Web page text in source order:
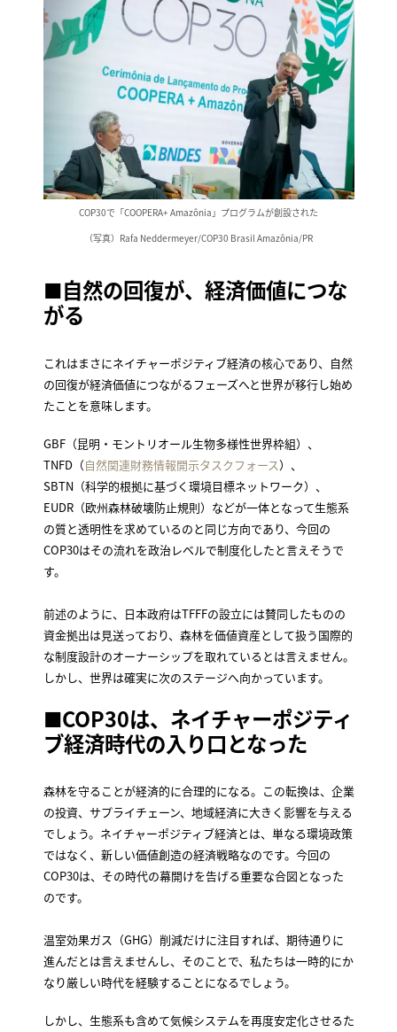
COP30で「COOPERA+ Amazônia」プログラムが創設された
（写真）Rafa Neddermeyer/COP30 Brasil Amazônia/PR
■自然の回復が、経済価値につな
がる
これはまさにネイチャーポジティブ経済の核心であり、自然
の回復が経済価値につながるフェーズへと世界が移行し始め
たことを意味します。
GBF（昆明・モントリオール生物多様性世界枠組）、
TNFD（自然関連財務情報開示タスクフォース）、
SBTN（科学的根拠に基づく環境目標ネットワーク）、
EUDR（欧州森林破壊防止規則）などが一体となって生態系
の質と透明性を求めているのと同じ方向であり、今回の
COP30はその流れを政治レベルで制度化したと言えそうで
す。
前述のように、日本政府はTFFFの設立には賛同したものの
資金拠出は見送っており、森林を価値資産として扱う国際的
な制度設計のオーナーシップを取れているとは言えません。
しかし、世界は確実に次のステージへ向かっています。
■COP30は、ネイチャーポジティ
ブ経済時代の入り口となった
森林を守ることが経済的に合理的になる。この転換は、企業
の投資、サプライチェーン、地域経済に大きく影響を与える
でしょう。ネイチャーポジティブ経済とは、単なる環境政策
ではなく、新しい価値創造の経済戦略なのです。今回の
COP30は、その時代の幕開けを告げる重要な合図となった
のです。
温室効果ガス（GHG）削減だけに注目すれば、期待通りに
進んだとは言えませんし、そのことで、私たちは一時的にか
なり厳しい時代を経験することになるでしょう。
しかし、生態系も含めて気候システムを再度安定化させるた